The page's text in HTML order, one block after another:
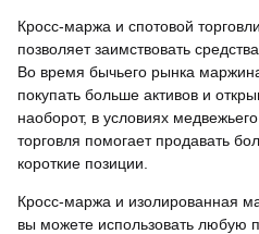
Кросс-маржа и спотовой
позволяет заимствовать
Во время бычьего рынка
покупать больше активов и
наоборот, в условиях
торговля помогает продавать
короткие позиции.
Кросс-маржа и изолированная
вы можете использовать любую